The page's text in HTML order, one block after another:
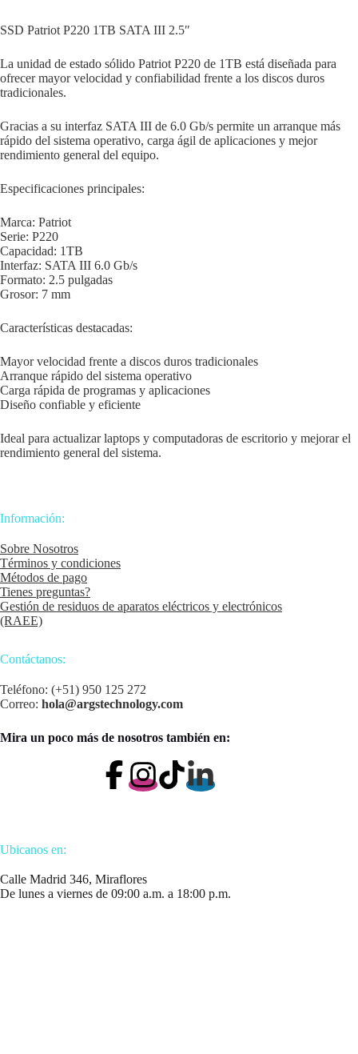
SSD Patriot P220 1TB SATA III 2.5″
La unidad de estado sólido Patriot P220 de 1TB está diseñada para
ofrecer mayor velocidad y confiabilidad frente a los discos duros
tradicionales.
Gracias a su interfaz SATA III de 6.0 Gb/s permite un arranque más
rápido del sistema operativo, carga ágil de aplicaciones y mejor
rendimiento general del equipo.
Especificaciones principales:
Marca: Patriot
Serie: P220
Capacidad: 1TB
Interfaz: SATA III 6.0 Gb/s
Formato: 2.5 pulgadas
Grosor: 7 mm
Características destacadas:
Mayor velocidad frente a discos duros tradicionales
Arranque rápido del sistema operativo
Carga rápida de programas y aplicaciones
Diseño confiable y eficiente
Ideal para actualizar laptops y computadoras de escritorio y mejorar el
rendimiento general del sistema.
Información:
Sobre Nosotros
Términos y condiciones
Métodos de pago
Tienes preguntas?
Gestión de residuos de aparatos eléctricos y electrónicos
(RAEE)
Contáctanos:
Teléfono: (+51) 950 125 272
Correo: hola@argstechnology.com
Mira un poco más de nosotros también en:
Ubicanos en:
Calle Madrid 346, Miraflores
De lunes a viernes de 09:00 a.m. a 18:00 p.m.